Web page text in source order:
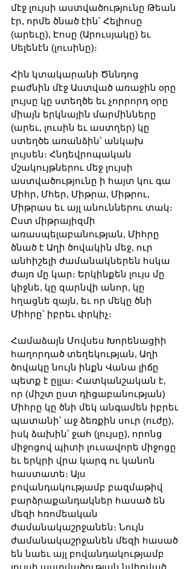
մէջ լույսի աստվածությունը Թեան
էր, որմե ծնած էին՝ Հելիոսը
(արեւը), Էոսը (Արուսյակը) եւ
Սելենէն (լուսինը)։
Հին կտակարանի Ծննդոց
բաժնին մէջ Աստված առաջին օրը
լույսը կը ստեղծե եւ չորրորդ օրը
միայն երկնային մարմինները
(արեւ, լուսին եւ աստղեր) կը
ստեղծե առանձին՝ անկախ
լույսեն։ Հնդեվրոպական
մշակույթներու մեջ լույսի
աստվածությունը ի հայտ կու գա
Միհր, Մհեր, Միթրա, Միթրու,
Միթրաս եւ այլ անուններու տակ։
Ըստ միթրայիզմի
առասպելաբանության, Միհրը
ծնած է Աղի ծովակին մեջ, ուր
անհիշելի ժամանակներեն հսկա
ժայռ մը կար։ Երկինքեն լույս մը
կիջնե, կը զարնվի անոր, կը
հղացնե զայն, եւ որ մեկը ծնի
Միհրը՝ իբրեւ փրկիչ։
Համաձայն Մովսես Խորենացիի
հաղորդած տեղեկության, Աղի
ծովակը նույն ինքն Վանա լիճը
պետք է ըլլա։ Հատկանշական է,
որ (միշտ ըստ դիցաբանության)
Միհրը կը ծնի մեկ անգամեն իբրեւ
պատանի՝ աջ ձեռքին սուր (ուժը),
իսկ ձախին՝ ջահ (լույսը), որոնց
միջոցով պիտի լուսավորե միջոցը
եւ երկրի վրա կարգ ու կանոն
հաստատե։ Այս
բովանդակությամբ բազմաթիվ
բարձրաքանդակներ հասած են
մեզի հռոմեական
ժամանակաշրջանեն։ Նույն
ժամանակաշրջանեն մեզի հասած
են նաեւ այլ բովանդակությամբ